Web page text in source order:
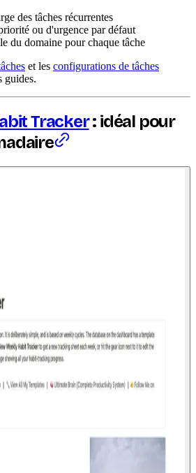
des tâches récurrentes
ou d'urgence par défaut
du domaine pour chaque tâche
et les configurations de tâches
guides.
Tracker: idéal pour